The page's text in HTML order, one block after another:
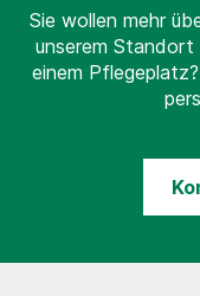
Sie wollen mehr
unserem
einem